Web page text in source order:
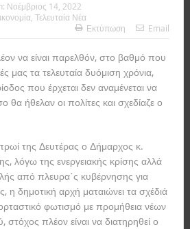
Νοέμβριος 14, 2022
, Τελευταία Νέα
Εκτύπωση
Email
να είναι παρελθόν, στο βαθμό που
μας τα τελευταία δυόμιση χρόνια,
που έρχεται δεν αναμένεται να
θα ήθελαν οι πολίτες και σχεδίαζε ο
της Δευτέρας ο Δήμαρχος κ.
λόγω της ενεργειακής κρίσης αλλά
από πλευρα΄ς κυβέρνησης για
η δημοτική αρχή ματαιώνει τα σχέδιά
φωτισμό με προμήθεια νέων
στόχος πλέον είναι να διατηρηθεί ο